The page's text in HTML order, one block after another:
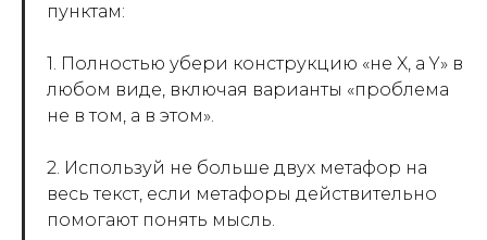
пунктам:
1. Полностью убери конструкцию «не X, а Y» в
любом виде, включая варианты «проблема
не в том, а в этом».
2. Используй не больше двух метафор на
весь текст, если метафоры действительно
помогают понять мысль.